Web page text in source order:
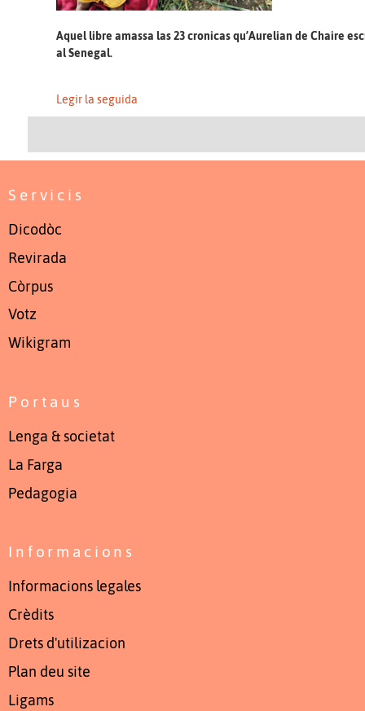
Aquel libre amassa las 23 cronicas qu’Aurelian de Chaire
al Senegal.
Legir la seguida
Servicis
Dicodòc
Revirada
Còrpus
Votz
Wikigram
Portaus
Lenga & societat
La Farga
Pedagogia
Informacions
Informacions legales
Crèdits
Drets d'utilizacion
Plan deu site
Ligams